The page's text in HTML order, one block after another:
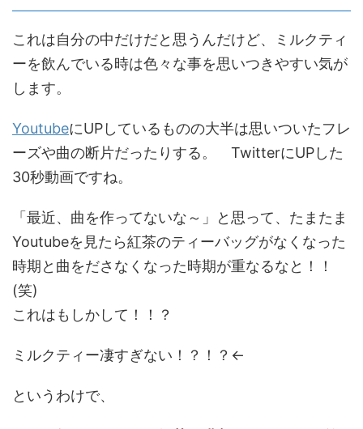
これは自分の中だけだと思うんだけど、ミルクティ
ーを飲んでいる時は色々な事を思いつきやすい気が
します。
YoutubeにUPしているものの大半は思いついたフレ
ーズや曲の断片だったりする。 TwitterにUPした
30秒動画ですね。
「最近、曲を作ってないな～」と思って、たまたま
Youtubeを見たら紅茶のティーバッグがなくなった
時期と曲をださなくなった時期が重なるなと！！
(笑)
これはもしかして！！？
ミルクティー凄すぎない！？！？←
というわけで、